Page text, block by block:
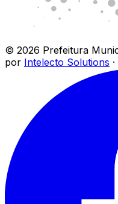
© 2026 Prefeitura
por Intelecto Solutions